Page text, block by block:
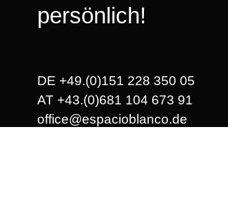
persönlich!
DE +49.(0)151 228 350 05
AT +43.(0)681 104 673 91
office@espacioblanco.de